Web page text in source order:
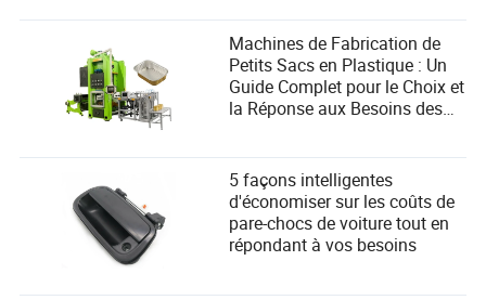
Machines de Fabrication de
Petits Sacs en Plastique : Un
Guide Complet pour le Choix et
la Réponse aux Besoins des
5 façons intelligentes
d'économiser sur les coûts de
pare-chocs de voiture tout en
répondant à vos besoins